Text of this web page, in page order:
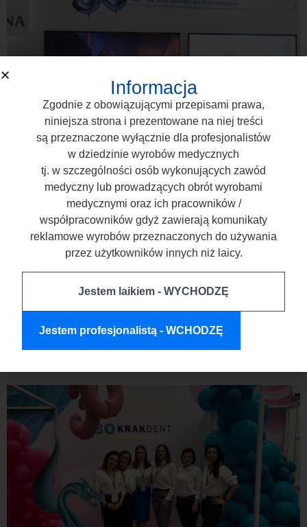
W dniach 10–12 kwietnia 2025 r. mieliśmy przyjemność
uczestniczyć w 31. edycji Międzynarodowych Targów
Stomatologicznych KRAKDENT – największego
wydarzenia branżowego w Polsce. W hali EXPO Kraków
spotkało się niemal 12 000 uczestników z kraju i zagranicy.
Wśród 356 wystawców nie mogło zabraknąć również nas –
była dla nas wyjątkowa – świętowaliśmy 30-lecie istnienia
firmy! To już […]
Odwiedź Arkona na KRAKDENT
Informacja
Zgodnie z obowiązującymi przepisami prawa,
niniejsza strona i prezentowane na niej treści
są przeznaczone wyłącznie dla profesjonalistów
w dziedzinie wyrobów medycznych
tj. w szczególności osób wykonujących zawód
medyczny lub prowadzących obrót wyrobami
medycznymi oraz ich pracowników /
współpracowników gdyż zawierają komunikaty
reklamowe wyrobów przeznaczonych do używania
przez użytkowników innych niż laicy.
Jestem laikiem - WYCHODZĘ
Jestem profesjonalistą - WCHODZĘ